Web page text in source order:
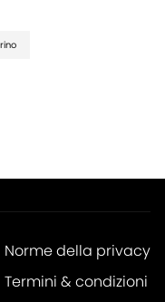
Norme della privacy
Termini & condizioni